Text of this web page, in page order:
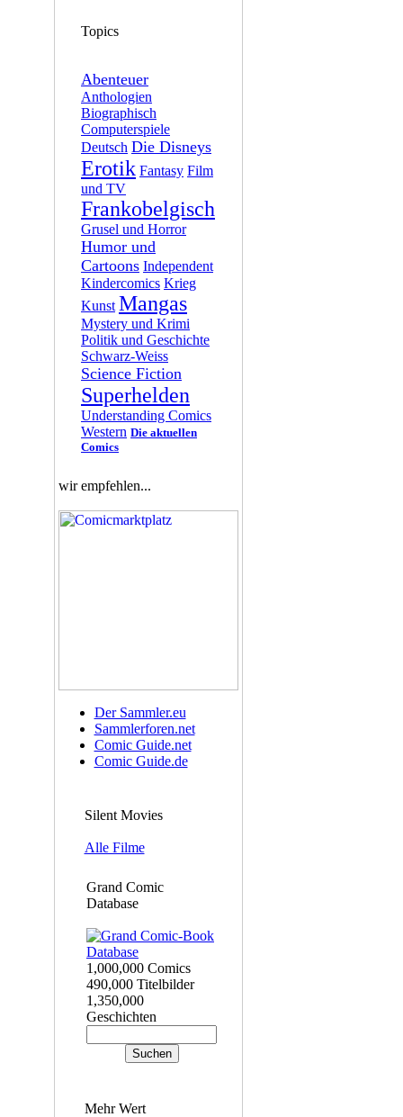
Topics
Abenteuer
Anthologien
Biographisch
Computerspiele
Deutsch Die Disneys
Erotik Fantasy Film
und TV
Frankobelgisch
Grusel und Horror
Humor und
Cartoons Independent
Kindercomics Krieg
Kunst Mangas
Mystery und Krimi
Politik und Geschichte
Schwarz-Weiss
Science Fiction
Superhelden
Understanding Comics
Western Die aktuellen
Comics
wir empfehlen...
Der Sammler.eu
Sammlerforen.net
Comic Guide.net
Comic Guide.de
Silent Movies
Alle Filme
Grand Comic
Database
1,000,000 Comics
490,000 Titelbilder
1,350,000
Geschichten
Mehr Wert